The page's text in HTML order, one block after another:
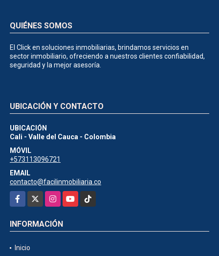
QUIÉNES SOMOS
El Click en soluciones inmobiliarias, brindamos servicios en
sector inmobiliario, ofreciendo a nuestros clientes confiabilidad,
seguridad y la mejor asesoría.
UBICACIÓN Y CONTACTO
UBICACIÓN
Cali - Valle del Cauca - Colombia
MÓVIL
+573113096721
EMAIL
contacto@facilinmobiliaria.co
Facebook
InstagramYouTubeTikTok
INFORMACIÓN
Inicio